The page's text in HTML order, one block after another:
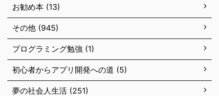
お勧め本 (13)
その他 (945)
プログラミング勉強 (1)
初心者からアプリ開発への道 (5)
夢の社会人生活 (251)